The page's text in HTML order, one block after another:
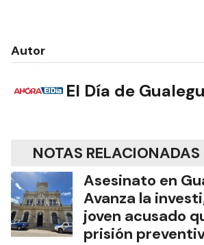
Autor
El Día de
NOTAS RELACIONADAS
Asesinato en
Avanza la
joven acusado
prisión